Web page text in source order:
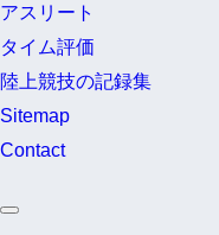
アスリート
タイム評価
陸上競技の記録集
Sitemap
Contact